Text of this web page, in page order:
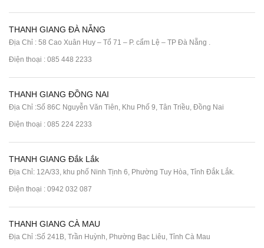
THANH GIANG ĐÀ NẴNG
Địa Chỉ : 58 Cao Xuân Huy – Tổ 71 – P. cẩm Lệ – TP Đà Nẵng .
Điện thoại : 085 448 2233
THANH GIANG ĐỒNG NAI
Địa Chỉ :Số 86C Nguyễn Văn Tiên, Khu Phố 9, Tân Triều, Đồng Nai
Điện thoại : 085 224 2233
THANH GIANG Đắk Lắk
Địa Chỉ: 12A/33, khu phố Ninh Tịnh 6, Phường Tuy Hòa, Tỉnh Đắk Lắk.
Điện thoại : 0942 032 087
THANH GIANG CÀ MAU
Địa Chỉ :Số 241B, Trần Huỳnh, Phường Bạc Liêu, Tỉnh Cà Mau